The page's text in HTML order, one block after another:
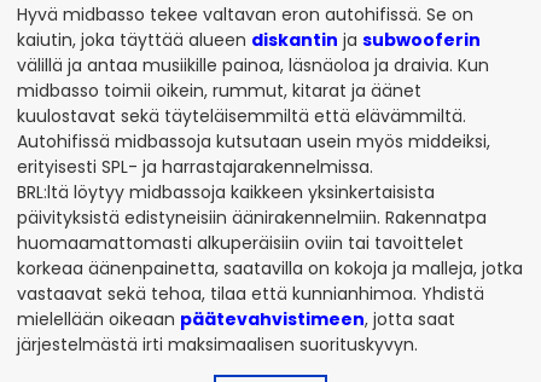
Hyvä midbasso tekee valtavan eron autohifissä. Se on
kaiutin, joka täyttää alueen diskantin ja subwooferin
välillä ja antaa musiikille painoa, läsnäoloa ja draivia. Kun
midbasso toimii oikein, rummut, kitarat ja äänet
kuulostavat sekä täyteläisemmiltä että elävämmiltä.
Autohifissä midbassoja kutsutaan usein myös middeiksi,
erityisesti SPL- ja harrastajarakennelmissa.
BRL:ltä löytyy midbassoja kaikkeen yksinkertaisista
päivityksistä edistyneisiin äänirakennelmiin. Rakennatpa
huomaamattomasti alkuperäisiin oviin tai tavoittelet
korkeaa äänenpainetta, saatavilla on kokoja ja malleja, jotka
vastaavat sekä tehoa, tilaa että kunnianhimoa. Yhdistä
mielellään oikeaan päätevahvistimeen, jotta saat
järjestelmästä irti maksimaalisen suorituskyvyn.